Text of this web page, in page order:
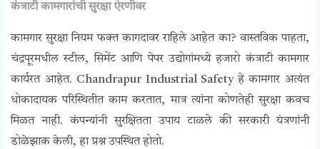
कंत्राटी कामगारांची सुरक्षा ऐरणीवर
कामगार सुरक्षा नियम फक्त कागदावर राहिले आहेत का? वास्तविक पाहता,
चंद्रपूरमधील स्टील, सिमेंट आणि पेपर उद्योगांमध्ये हजारो कंत्राटी कामगार
कार्यरत आहेत. Chandrapur Industrial Safety हे कामगार अत्यंत
धोकादायक परिस्थितीत काम करतात, मात्र त्यांना कोणतेही सुरक्षा कवच
मिळत नाही. कंपन्यांनी सुरक्षितता उपाय टाळले की सरकारी यंत्रणांनी
डोळेझाक केली, हा प्रश्न उपस्थित होतो.